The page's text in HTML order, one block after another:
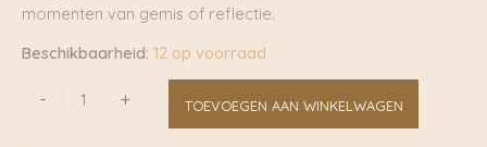
momenten van gemis of reflectie.
Beschikbaarheid: 12 op voorraad
-
Wenskaart
+ TOEVOEGEN AAN WINKELWAGEN